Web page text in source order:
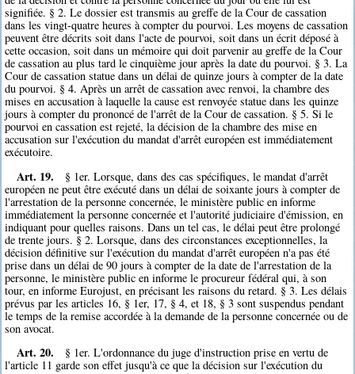
signifiée. § 2. Le dossier est transmis au greffe de la Cour de cassation
dans les vingt-quatre heures à compter du pourvoi. Les moyens de cassation
peuvent être décrits soit dans l'acte de pourvoi, soit dans un écrit déposé à
cette occasion, soit dans un mémoire qui doit parvenir au greffe de la Cour
de cassation au plus tard le cinquième jour après la date du pourvoi. § 3. La
Cour de cassation statue dans un délai de quinze jours à compter de la date
du pourvoi. § 4. Après un arrêt de cassation avec renvoi, la chambre des
mises en accusation à laquelle la cause est renvoyée statue dans les quinze
jours à compter du prononcé de l'arrêt de la Cour de cassation. § 5. Si le
pourvoi en cassation est rejeté, la décision de la chambre des mise en
accusation sur l'exécution du mandat d'arrêt européen est immédiatement
exécutoire.
Art. 19.
§ 1er. Lorsque, dans des cas spécifiques, le mandat d'arrêt
européen ne peut être exécuté dans un délai de soixante jours à compter de
l'arrestation de la personne concernée, le ministère public en informe
immédiatement la personne concernée et l'autorité judiciaire d'émission, en
indiquant pour quelles raisons. Dans un tel cas, le délai peut être prolongé
de trente jours. § 2. Lorsque, dans des circonstances exceptionnelles, la
décision définitive sur l'exécution du mandat d'arrêt européen n'a pas été
prise dans un délai de 90 jours à compter de la date de l'arrestation de la
personne, le ministère public en informe le procureur fédéral qui, à son
tour, en informe Eurojust, en précisant les raisons du retard. § 3. Les délais
prévus par les articles 16, § 1er, 17, § 4, et 18, § 3 sont suspendus pendant
le temps de la remise accordée à la demande de la personne concernée ou de
son avocat.
Art. 20.
§ 1er. L'ordonnance du juge d'instruction prise en vertu de
l'article 11 garde son effet jusqu'à ce que la décision sur l'exécution du